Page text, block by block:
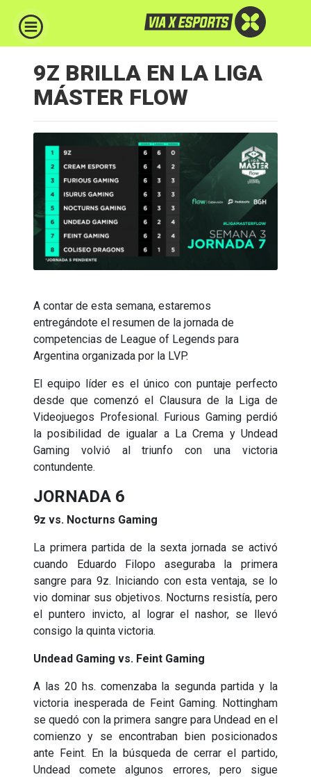
9Z BRILLA EN LA LIGA
MÁSTER FLOW
A contar de esta semana, estaremos
entregándote el resumen de la jornada de
competencias de League of Legends para
Argentina organizada por la LVP.
El equipo líder es el único con puntaje perfecto
desde que comenzó el Clausura de la Liga de
Videojuegos Profesional. Furious Gaming perdió
la posibilidad de igualar a La Crema y Undead
Gaming volvió al triunfo con una victoria
contundente.
JORNADA 6
9z vs. Nocturns Gaming
La primera partida de la sexta jornada se activó
cuando Eduardo Filopo aseguraba la primera
sangre para 9z. Iniciando con esta ventaja, se lo
vio dominar sus objetivos. Nocturns resistía, pero
el puntero invicto, al lograr el nashor, se llevó
consigo la quinta victoria.
Undead Gaming vs. Feint Gaming
A las 20 hs. comenzaba la segunda partida y la
victoria inesperada de Feint Gaming. Nottingham
se quedó con la primera sangre para Undead en el
comienzo y se encontraban bien posicionados
ante Feint. En la búsqueda de cerrar el partido,
Undead comete algunos errores, pero sigue